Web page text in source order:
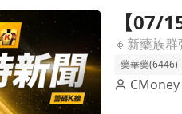
業即時新聞】新藥族群盤中
【07/
動能
藥華藥(6446)
CMoney